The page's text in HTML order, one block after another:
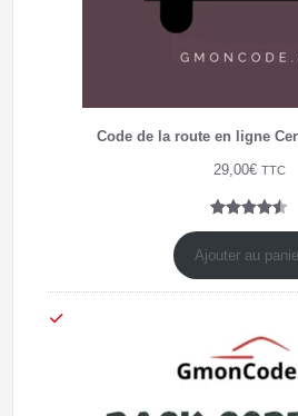
Code de la route en ligne
29,00€ TTC
sur 5
client
Ajouter au